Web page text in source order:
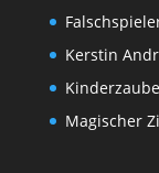
Kerstin
Magischer